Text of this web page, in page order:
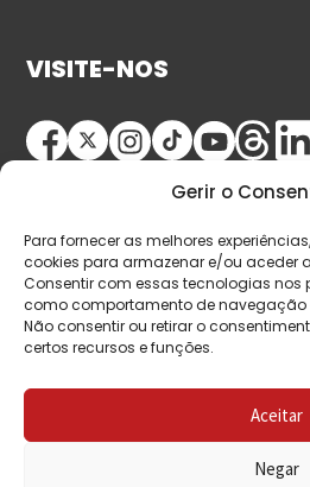
Gerir o
Para fornecer as melhores
cookies para armazenar e/ou aceder
Consentir com essas tecnologias nos
como comportamento de navegação
Não consentir ou retirar o
certos recursos e funções.
Aceitar
Negar
VISITE-NOS
© Copyright 2026 Saída de
direitos